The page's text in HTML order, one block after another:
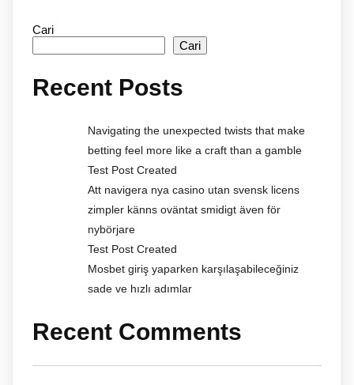
Cari
Cari
Recent Posts
Navigating the unexpected twists that make
betting feel more like a craft than a gamble
Test Post Created
Att navigera nya casino utan svensk licens
zimpler känns oväntat smidigt även för
nybörjare
Test Post Created
Mosbet giriş yaparken karşılaşabileceğiniz
sade ve hızlı adımlar
Recent Comments